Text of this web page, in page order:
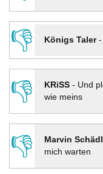
👎
Königs Taler-
👎
KRiSS- Und
wie meins
👎 Marvin
mich warten